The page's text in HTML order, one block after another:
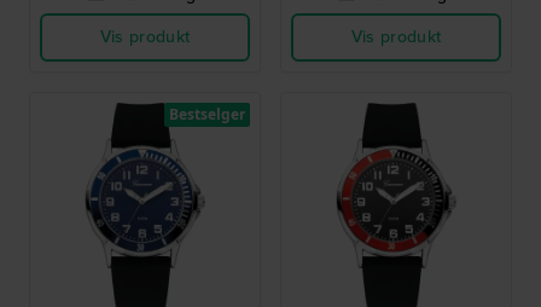
Vis produkt
Vis produkt
Bestselger